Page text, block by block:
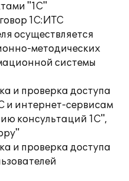
"1С"
1С:ИТС
осуществляется
методических
системы
и проверка доступа
и интернет-сервисам
консультаций 1С",
и проверка доступа